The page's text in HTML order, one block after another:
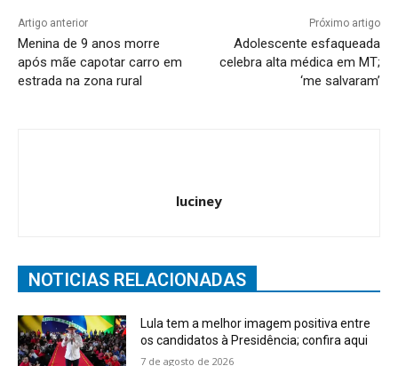
Artigo anterior
Menina de 9 anos morre
após mãe capotar carro em
estrada na zona rural
Próximo artigo
Adolescente esfaqueada
celebra alta médica em MT;
‘me salvaram’
luciney
NOTICIAS RELACIONADAS
Lula tem a melhor imagem positiva entre
os candidatos à Presidência; confira aqui
7 de agosto de 2026